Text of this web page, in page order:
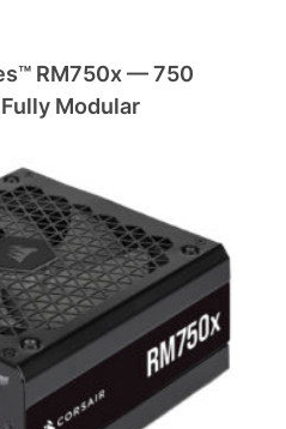
RM750x — 750
Modular